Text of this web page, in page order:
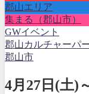
郡山エリア
集まる（郡山市）
GWイベント
郡山カルチャーパ
郡山市
4月27日(土)